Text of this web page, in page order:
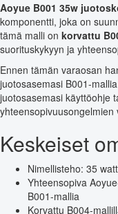
Aoyue B001 35w
komponentti, joka on
tämä malli on korvattu
suorituskykyyn ja
Ennen tämän varaosan
juotosasemasi B001-
juotosasemasi käyttöohje
yhteensopivuusongelmien
Keskeiset
Nimellisteho: 35
Yhteensopiva
B001-mallia
Korvattu B004-